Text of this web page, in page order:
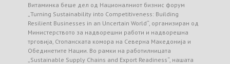
Витаминка беше дел од Националниот бизнис форум
„Turning Sustainability into Competitiveness: Building
Resilient Businesses in an Uncertain World“, организиран од
Министерството за надворешни работи и надворешна
трговија, Стопанската комора на Северна Македонија и
Обединетите Нации. Во рамки на работилницата
„Sustainable Supply Chains and Export Readiness“, нашата